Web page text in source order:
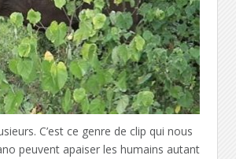
C’est ce genre de clip qui nous
peuvent apaiser les humains autant